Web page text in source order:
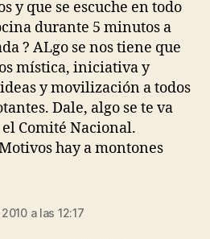
y que se escuche en todo
durante 5 minutos a
? ALgo se nos tiene que
mística, iniciativa y
y movilización a todos
Dale, algo se te va
Comité Nacional.
hay a montones
a las 12:17